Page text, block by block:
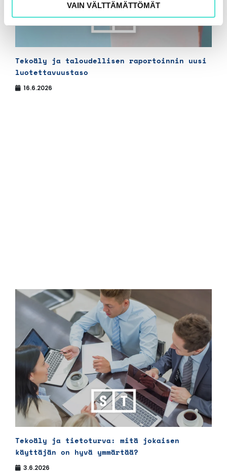
VAIN VÄLTTÄMÄTTÖMÄT
Tekoäly ja taloudellisen raportoinnin uusi
luotettavuustaso
16.6.2026
Tekoäly ja tietoturva: mitä jokaisen
käyttäjän on hyvä ymmärtää?
3.6.2026